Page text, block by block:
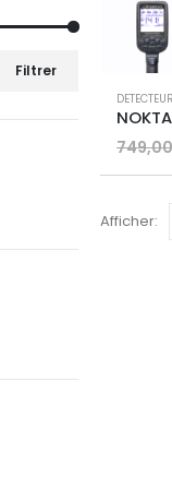
749,00
Afficher:
Filtrer